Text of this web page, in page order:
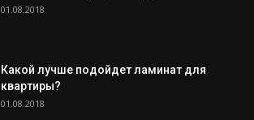
01.08.2018
Какой лучше подойдет ламинат для
квартиры?
01.08.2018